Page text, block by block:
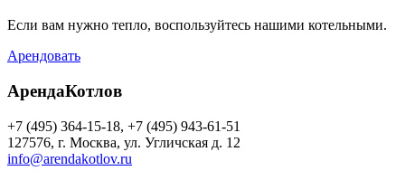
Если вам нужно тепло, воспользуйтесь нашими котельными.
Арендовать
АрендаКотлов
+7 (495) 364-15-18, +7 (495) 943-61-51
127576, г. Москва, ул. Угличская д. 12
info@arendakotlov.ru